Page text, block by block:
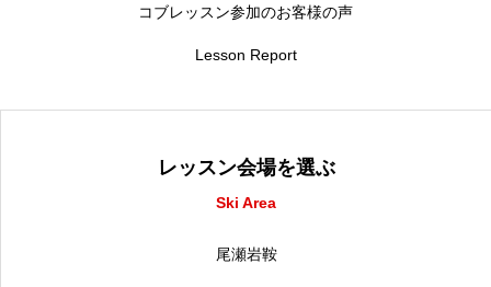
コブレッスン参加のお客様の声
Lesson Report
レッスン会場を選ぶ
Ski Area
尾瀬岩鞍